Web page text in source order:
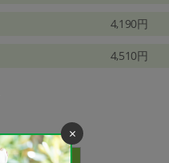
4,190円
4,510円
×